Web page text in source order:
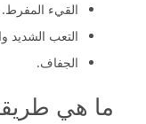
القيء المفرط.
التعب الشديد
الجفاف.
ما هي